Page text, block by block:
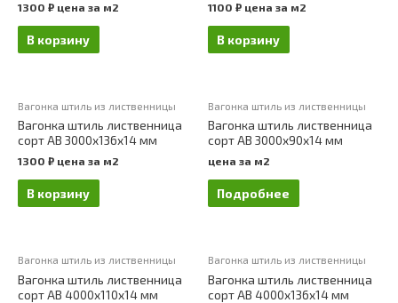
1300 ₽ цена за м2
В корзину
1100 ₽ цена за м2
В корзину
Вагонка штиль из лиственницы
Вагонка штиль лиственница
сорт АВ 3000х136х14 мм
1300 ₽ цена за м2
В корзину
Вагонка штиль из лиственницы
Вагонка штиль лиственница
сорт АВ 3000х90х14 мм
цена за м2
Подробнее
Вагонка штиль из лиственницы
Вагонка штиль лиственница
сорт АВ 4000х110х14 мм
Вагонка штиль из лиственницы
Вагонка штиль лиственница
сорт АВ 4000х136х14 мм